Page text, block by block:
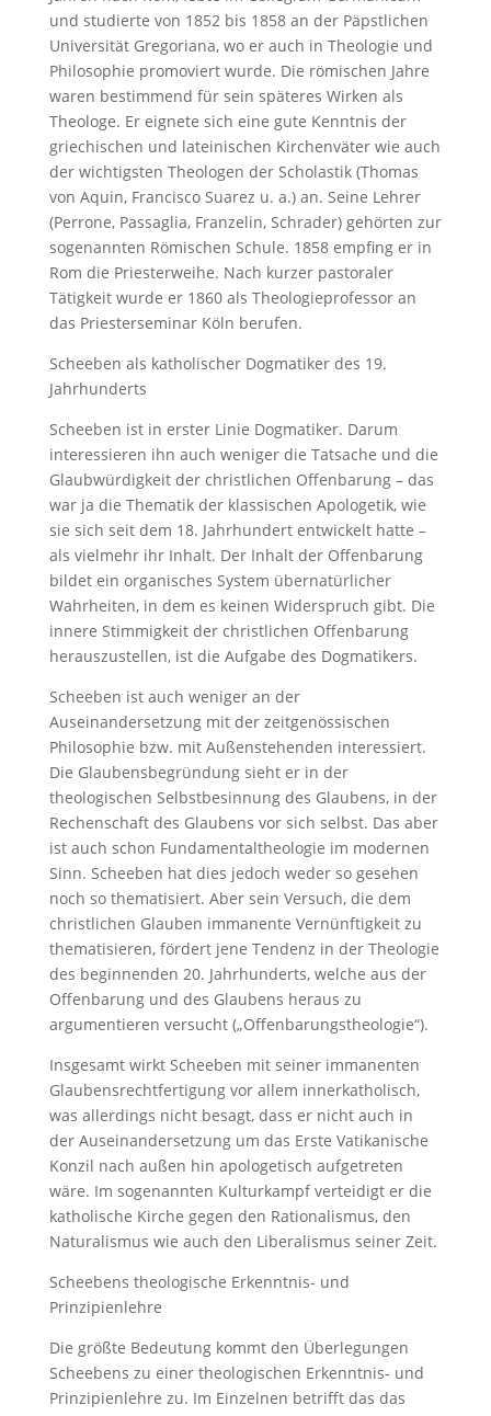
und studierte von 1852 bis 1858 an der Päpstlichen
Universität Gregoriana, wo er auch in Theologie und
Philosophie promoviert wurde. Die römischen Jahre
waren bestimmend für sein späteres Wirken als
Theologe. Er eignete sich eine gute Kenntnis der
griechischen und lateinischen Kirchenväter wie auch
der wichtigsten Theologen der Scholastik (Thomas
von Aquin, Francisco Suarez u. a.) an. Seine Lehrer
(Perrone, Passaglia, Franzelin, Schrader) gehörten zur
sogenannten Römischen Schule. 1858 empfing er in
Rom die Priesterweihe. Nach kurzer pastoraler
Tätigkeit wurde er 1860 als Theologieprofessor an
das Priesterseminar Köln berufen.
Scheeben als katholischer Dogmatiker des 19.
Jahrhunderts
Scheeben ist in erster Linie Dogmatiker. Darum
interessieren ihn auch weniger die Tatsache und die
Glaubwürdigkeit der christlichen Offenbarung – das
war ja die Thematik der klassischen Apologetik, wie
sie sich seit dem 18. Jahrhundert entwickelt hatte –
als vielmehr ihr Inhalt. Der Inhalt der Offenbarung
bildet ein organisches System übernatürlicher
Wahrheiten, in dem es keinen Widerspruch gibt. Die
innere Stimmigkeit der christlichen Offenbarung
herauszustellen, ist die Aufgabe des Dogmatikers.
Scheeben ist auch weniger an der
Auseinandersetzung mit der zeitgenössischen
Philosophie bzw. mit Außenstehenden interessiert.
Die Glaubensbegründung sieht er in der
theologischen Selbstbesinnung des Glaubens, in der
Rechenschaft des Glaubens vor sich selbst. Das aber
ist auch schon Fundamentaltheologie im modernen
Sinn. Scheeben hat dies jedoch weder so gesehen
noch so thematisiert. Aber sein Versuch, die dem
christlichen Glauben immanente Vernünftigkeit zu
thematisieren, fördert jene Tendenz in der Theologie
des beginnenden 20. Jahrhunderts, welche aus der
Offenbarung und des Glaubens heraus zu
argumentieren versucht („Offenbarungstheologie“).
Insgesamt wirkt Scheeben mit seiner immanenten
Glaubensrechtfertigung vor allem innerkatholisch,
was allerdings nicht besagt, dass er nicht auch in
der Auseinandersetzung um das Erste Vatikanische
Konzil nach außen hin apologetisch aufgetreten
wäre. Im sogenannten Kulturkampf verteidigt er die
katholische Kirche gegen den Rationalismus, den
Naturalismus wie auch den Liberalismus seiner Zeit.
Scheebens theologische Erkenntnis- und
Prinzipienlehre
Die größte Bedeutung kommt den Überlegungen
Scheebens zu einer theologischen Erkenntnis- und
Prinzipienlehre zu. Im Einzelnen betrifft das das